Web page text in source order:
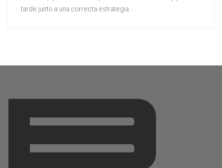
tarde junto a una correcta estrategia...